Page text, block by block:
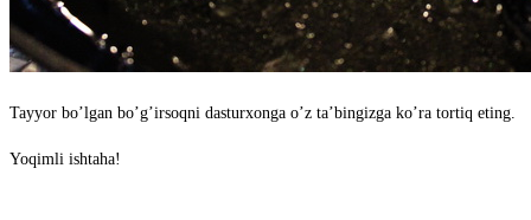
Tayyor boʼlgan boʼgʼirsoqni dasturxonga oʼz taʼbingizga koʼra tortiq eting.
Yoqimli ishtaha!